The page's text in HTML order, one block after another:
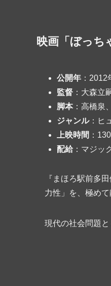
映画「ぼっち
公開年 ：2012
監督 ：大森立
脚本：高橋泉
ジャンル：ヒ
上映時間 ：
配給 ：マジッ
『まほろ駅前多
力性」を、極め
現代の社会問題と